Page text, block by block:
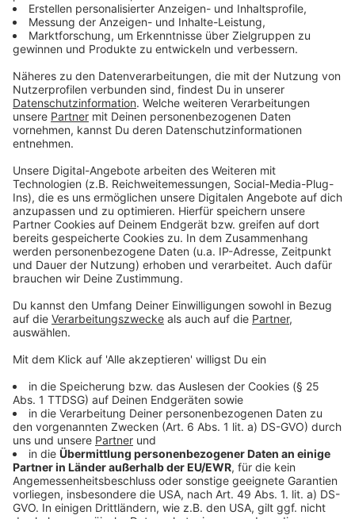
Kinderflohmarkt für junge Trödelfans
Anzeige
Für die jüngsten Trödelfans gibt es den
Kinderflohmarkt an der Musikschule. Kinder bis 14
Jahre haben dort die Möglichkeit, sich in Begleitung
ihrer Eltern oder Großeltern als Händler zu versuchen
und ihren Spielzeugen ein neues Zuhause zu geben.
Eine Anmeldung ist nicht erforderlich.
Anzeige
Noch Plätze frei
Anzeige
Immer noch sind einige Standplätze frei. Diese können
auch weiterhin gegen eine Gebühr von 10 Euro
gemietet werden. Alle Infos dazu findet ihrhier. Am
Abend des Flohmarktes werden ab 20 Uhr außerdem
noch Plätze, die bis dann noch nicht besetzt sind, neu
verteilt. Ihr könnt euer Glück auch auf der
anmeldefreien Fläche, der Wiese des alten